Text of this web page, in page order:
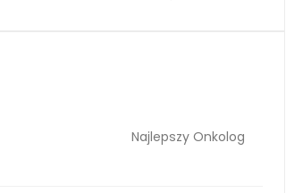
Najlepszy Onkolog